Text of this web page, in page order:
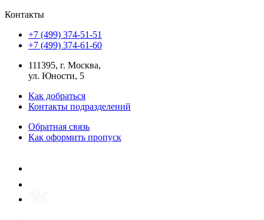
Контакты
+7 (499) 374-51-51
+7 (499) 374-61-60
111395, г. Москва,
ул. Юности, 5
Как добраться
Контакты подразделений
Обратная связь
Как оформить пропуск